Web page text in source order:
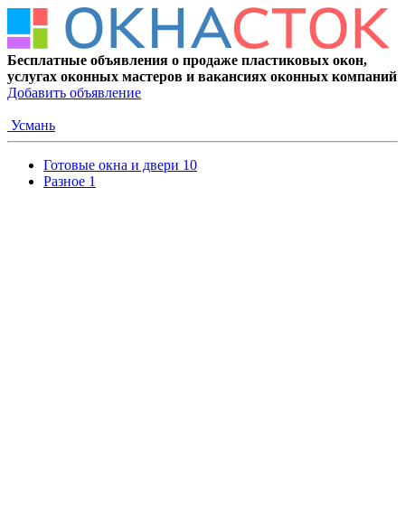
Бесплатные объявления о продаже пластиковых окон,
услугах оконных мастеров и вакансиях оконных компаний
Добавить объявление
Усмань
Готовые окна и двери 10
Разное 1